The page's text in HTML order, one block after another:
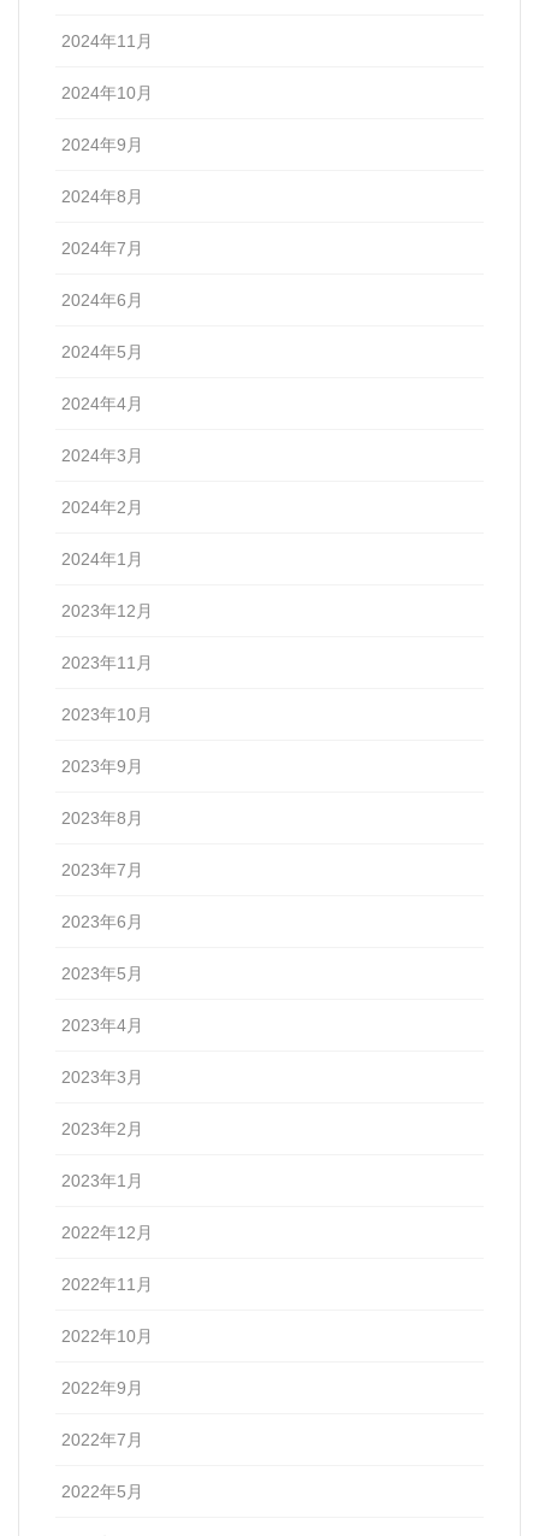
2024年11月
2024年10月
2024年9月
2024年8月
2024年7月
2024年6月
2024年5月
2024年4月
2024年3月
2024年2月
2024年1月
2023年12月
2023年11月
2023年10月
2023年9月
2023年8月
2023年7月
2023年6月
2023年5月
2023年4月
2023年3月
2023年2月
2023年1月
2022年12月
2022年11月
2022年10月
2022年9月
2022年7月
2022年5月